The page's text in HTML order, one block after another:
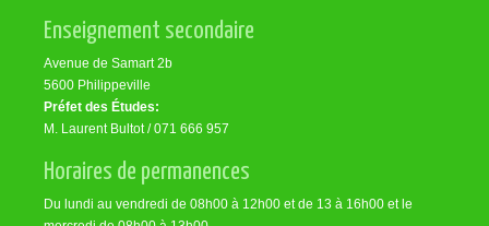
Enseignement secondaire
Avenue de Samart 2b
5600 Philippeville
Préfet des Études:
M. Laurent Bultot / 071 666 957
Horaires de permanences
Du lundi au vendredi de 08h00 à 12h00 et de 13 à 16h00 et le